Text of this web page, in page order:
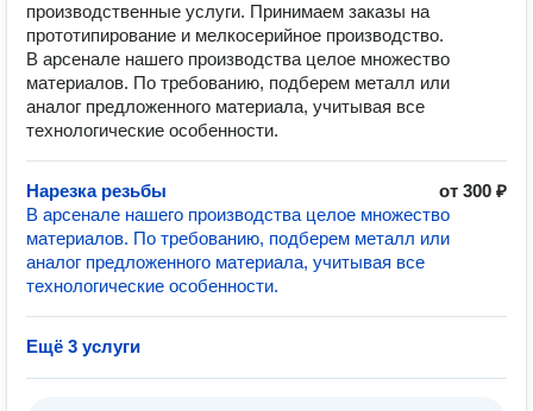
производственные услуги. Принимаем заказы на
прототипирование и мелкосерийное производство.
В арсенале нашего производства целое множество
материалов. По требованию, подберем металл или
аналог предложенного материала, учитывая все
технологические особенности.
Нарезка резьбы
от 300 ₽
В арсенале нашего производства целое множество
материалов. По требованию, подберем металл или
аналог предложенного материала, учитывая все
технологические особенности.
Ещё 3 услуги